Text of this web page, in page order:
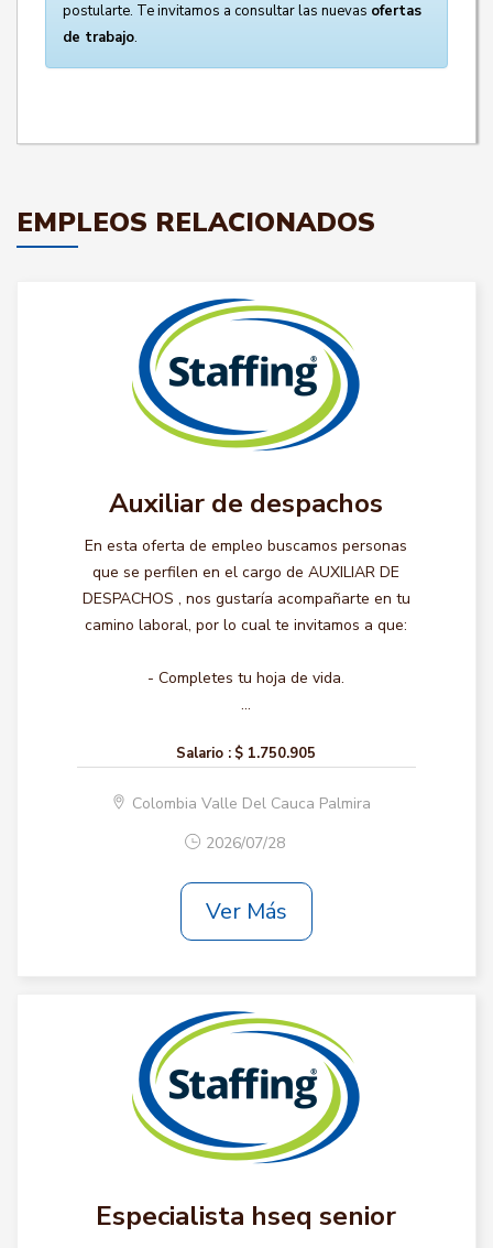
postularte. Te invitamos a consultar las nuevas ofertas
de trabajo.
EMPLEOS RELACIONADOS
Auxiliar de despachos
En esta oferta de empleo buscamos personas
que se perfilen en el cargo de AUXILIAR DE
DESPACHOS , nos gustaría acompañarte en tu
camino laboral, por lo cual te invitamos a que:
- Completes tu hoja de vida.
...
Salario : $ 1.750.905
Colombia Valle Del Cauca Palmira
2026/07/28
Ver Más
Especialista hseq senior